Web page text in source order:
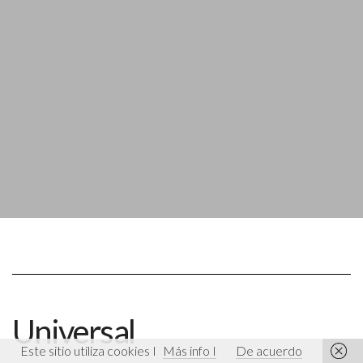
Universal
Este sitio utiliza cookies I Más info I De acuerdo